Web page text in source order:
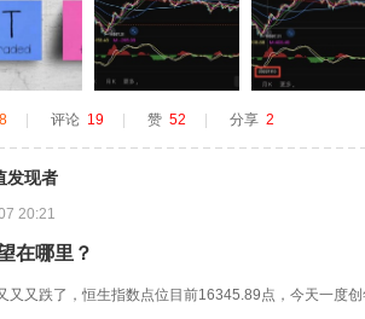
评论 19 赞 52 分享 2
发现者
20:21
在哪里？
又又跌了，恒生指数点位目前16345.89点，今天一度